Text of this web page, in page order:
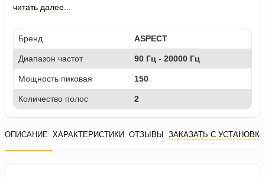
читать далее...
Бренд ASPECT
Диапазон частот 90 Гц - 20000 Гц
Мощность пиковая 150
Количество полос 2
ОПИСАНИЕ ХАРАКТЕРИСТИКИ ОТЗЫВЫ ЗАКАЗАТЬ С